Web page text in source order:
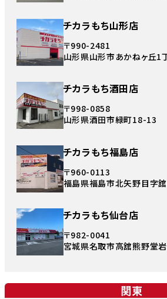
チカラもち山形店
〒990-2481
山形県山形市あかねヶ丘1
チカラもち酒田店
〒998-0858
山形県酒田市緑町18-13
チカラもち福島店
〒960-0113
福島県福島市北矢野目字
チカラもち仙台店
〒982-0041
宮城県名取市高舘熊野堂
関東